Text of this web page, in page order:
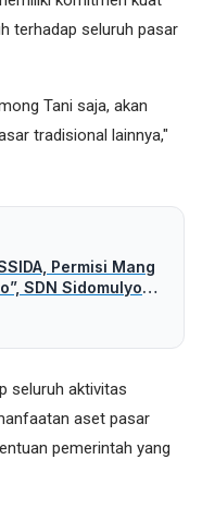
terhadap seluruh pasar
Tani saja, akan
tradisional lainnya,"
Permisi Mang
SDN Sidomulyo
Sopan Santun
seluruh aktivitas
aset pasar
pemerintah yang